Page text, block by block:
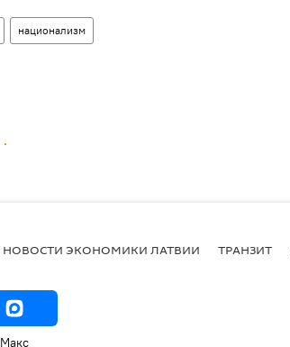
национализм
НОВОСТИ ЭКОНОМИКИ ЛАТВИИ ТРАНЗИТ
Макс